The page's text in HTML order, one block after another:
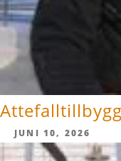
JUNI 10, 2026